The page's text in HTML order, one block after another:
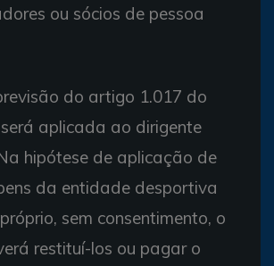
ou sócios de pessoa
do artigo 1.017 do
aplicada ao dirigente
hipótese de aplicação de
da entidade desportiva
sem consentimento, o
restituí-los ou pagar o